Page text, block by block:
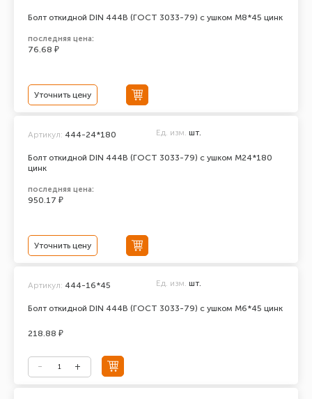
Болт откидной DIN 444В (ГОСТ 3033-79) с ушком М8*45 цинк
последняя цена:
76.68 ₽
Уточнить цену
Болт откидной DIN 444В (ГОСТ 3033-79) с ушком М24*180
цинк
Артикул: 444-24*180 Ед. изм. шт.
последняя цена:
950.17 ₽
Уточнить цену
Болт откидной DIN 444В (ГОСТ 3033-79) с ушком М6*45 цинк
Артикул: 444-16*45 Ед. изм. шт.
218.88 ₽